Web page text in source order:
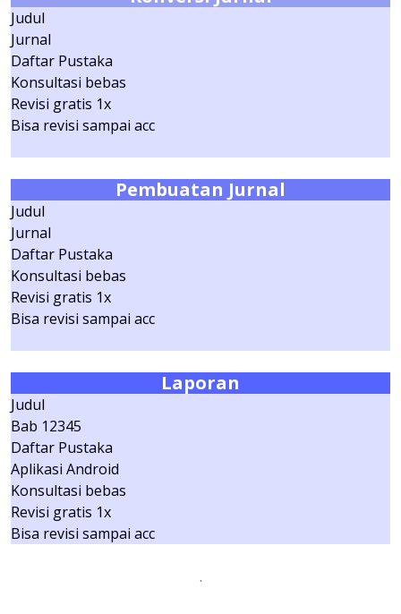
Judul
Jurnal
Daftar Pustaka
Konsultasi bebas
Revisi gratis 1x
Bisa revisi sampai acc
Pembuatan Jurnal
Judul
Jurnal
Daftar Pustaka
Konsultasi bebas
Revisi gratis 1x
Bisa revisi sampai acc
Laporan
Judul
Bab 12345
Daftar Pustaka
Aplikasi Android
Konsultasi bebas
Revisi gratis 1x
Bisa revisi sampai acc
.